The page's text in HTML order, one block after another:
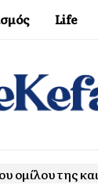
Life
της